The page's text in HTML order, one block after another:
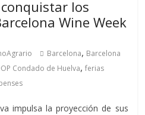
los
Wine Week
Barcelona, Barcelona
Condado de Huelva,ferias
impulsa la proyección de sus